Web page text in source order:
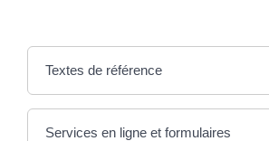
Textes de référence
Services en ligne et formulaires